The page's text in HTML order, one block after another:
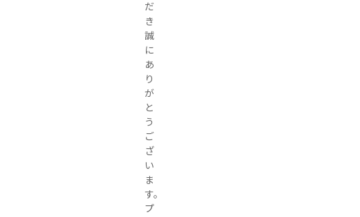
だ
き
誠
に
あ
り
が
と
う
ご
ざ
い
ま
す。
プ